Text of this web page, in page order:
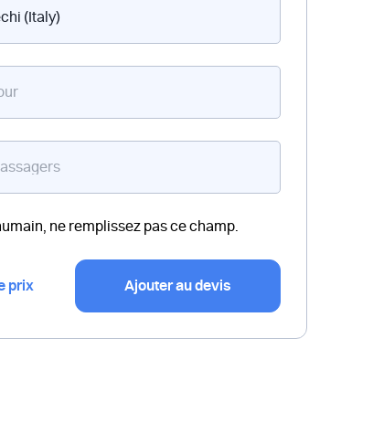
ne remplissez pas ce champ.
prix Ajouter au devis